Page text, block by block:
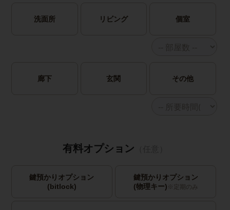
洗面所 リビング 個室
廊下 玄関 その他
有料オプション
鍵預かりオプション
(bitlock)
鍵預かりオプション
(物理キー) ※定期のみ